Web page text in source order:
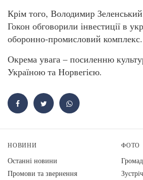
Крім того, Володимир
Гокон обговорили інвестиції в
оборонно-промисловий комплекс.
Окрема увага – посиленню
Україною та Норвегією.
НОВИНИ
Останні новини
Промови та звернення
ФОТО